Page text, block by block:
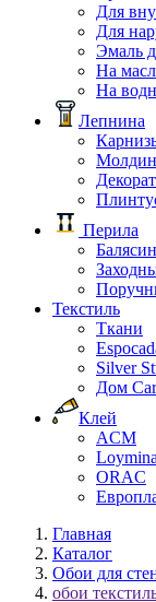
Для
Для
Эмаль
На
На
Лепнина
Перила
Текстиль
Ткани
Silver
Дом
Клей
ACM
Loymina
ORAC
Главная
Каталог
Обои для
обои